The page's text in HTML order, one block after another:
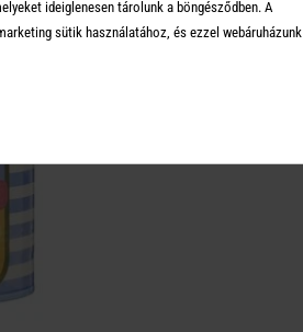
ideiglenesen tárolunk a böngésződben. A
sütik használatához, és ezzel webáruházunk